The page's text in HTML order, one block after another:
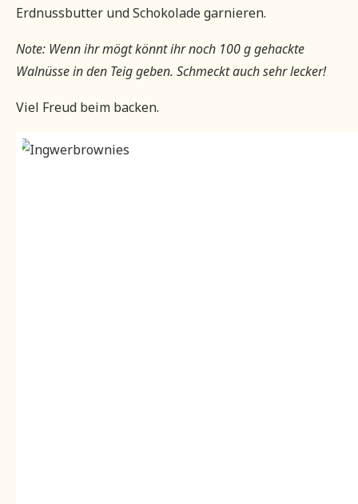
Erdnussbutter und Schokolade garnieren.
Note: Wenn ihr mögt könnt ihr noch 100 g gehackte
Walnüsse in den Teig geben. Schmeckt auch sehr lecker!
Viel Freud beim backen.